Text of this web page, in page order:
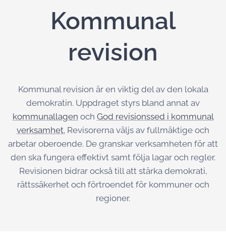
Kommunal
revision
Kommunal revision är en viktig del av den lokala
demokratin. Uppdraget styrs bland annat av
kommunallagen och God revisionssed i kommunal
verksamhet. Revisorerna väljs av fullmäktige och
arbetar oberoende. De granskar verksamheten för att
den ska fungera effektivt samt följa lagar och regler.
Revisionen bidrar också till att stärka demokrati,
rättssäkerhet och förtroendet för kommuner och
regioner.